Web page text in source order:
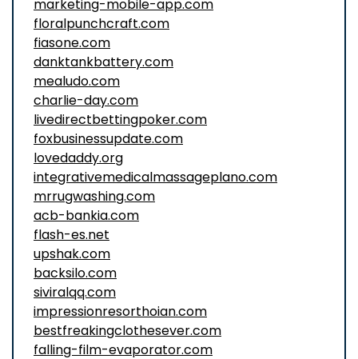
marketing-mobile-app.com
floralpunchcraft.com
fiasone.com
danktankbattery.com
mealudo.com
charlie-day.com
livedirectbettingpoker.com
foxbusinessupdate.com
lovedaddy.org
integrativemedicalmassageplano.com
mrrugwashing.com
acb-bankia.com
flash-es.net
upshak.com
backsilo.com
siviralqq.com
impressionresorthoian.com
bestfreakingclothesever.com
falling-film-evaporator.com